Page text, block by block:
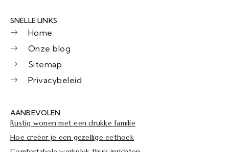
SNELLE LINKS
Home
Onze blog
Sitemap
Privacybeleid
AANBEVOLEN
Rustig wonen met een drukke familie
Hoe creëer je een gezellige eethoek